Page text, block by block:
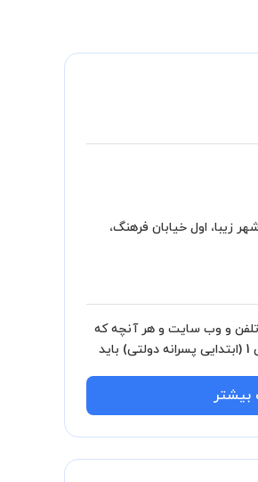
زیبا، اول خیابان فرهنگ،
و وب سایت و هر آنچه که
باید درباره مدرسه شهید صمدائی 1 (ابتدایی پسرانه دولتی) باید
بیشتر